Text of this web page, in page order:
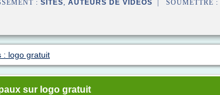
: SITES, AUTEURS DE VIDÉOS | SOUMETTRE :
: logo gratuit
sur logo gratuit